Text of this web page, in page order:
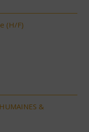
(H/F)
&